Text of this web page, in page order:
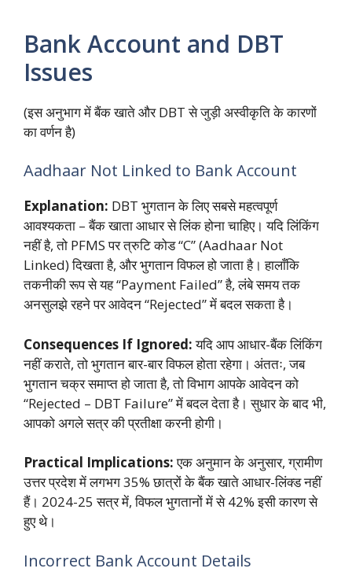
Bank Account and DBT
Issues
(इस अनुभाग में बैंक खाते और DBT से जुड़ी अस्वीकृति के कारणों
का वर्णन है)
Aadhaar Not Linked to Bank Account
Explanation: DBT भुगतान के लिए सबसे महत्वपूर्ण
आवश्यकता – बैंक खाता आधार से लिंक होना चाहिए। यदि लिंकिंग
नहीं है, तो PFMS पर त्रुटि कोड “C” (Aadhaar Not
Linked) दिखता है, और भुगतान विफल हो जाता है। हालाँकि
तकनीकी रूप से यह “Payment Failed” है, लंबे समय तक
अनसुलझे रहने पर आवेदन “Rejected” में बदल सकता है।
Consequences If Ignored:यदि आप आधार-बैंक लिंकिंग
नहीं कराते, तो भुगतान बार-बार विफल होता रहेगा। अंततः, जब
भुगतान चक्र समाप्त हो जाता है, तो विभाग आपके आवेदन को
“Rejected – DBT Failure” में बदल देता है। सुधार के बाद भी,
आपको अगले सत्र की प्रतीक्षा करनी होगी।
Practical Implications:एक अनुमान के अनुसार, ग्रामीण
उत्तर प्रदेश में लगभग 35% छात्रों के बैंक खाते आधार-लिंक्ड नहीं
हैं। 2024-25 सत्र में, विफल भुगतानों में से 42% इसी कारण से
हुए थे।
Incorrect Bank Account Details